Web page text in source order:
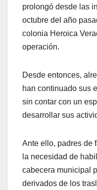
prolongó desde las
octubre del año
colonia Heroica
operación.
Desde entonces,
han continuado sus
sin contar con un
desarrollar sus
Ante ello, padres de
la necesidad de
cabecera municipal
derivados de los